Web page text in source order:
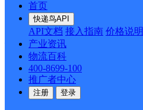
首页
快递鸟API
API文档 接入指南 价格说明
产业资讯
物流百科
400-8699-100
推广者中心
注册 登录
API接口 DEMO下载
关于我们
公司介绍 企业动态
合作伙伴 快递鸟接口服务协议
户隐私政策